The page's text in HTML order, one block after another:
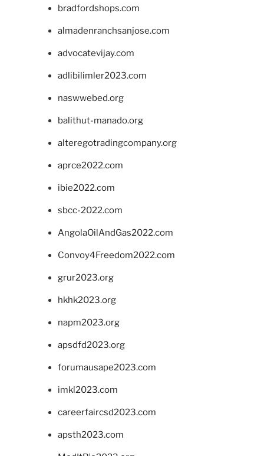
bradfordshops.com
almadenranchsanjose.com
advocatevijay.com
adlibilimler2023.com
naswwebed.org
balithut-manado.org
alteregotradingcompany.org
aprce2022.com
ibie2022.com
sbcc-2022.com
AngolaOilAndGas2022.com
Convoy4Freedom2022.com
grur2023.org
hkhk2023.org
napm2023.org
apsdfd2023.org
forumausape2023.com
imkl2023.com
careerfaircsd2023.com
apsth2023.com